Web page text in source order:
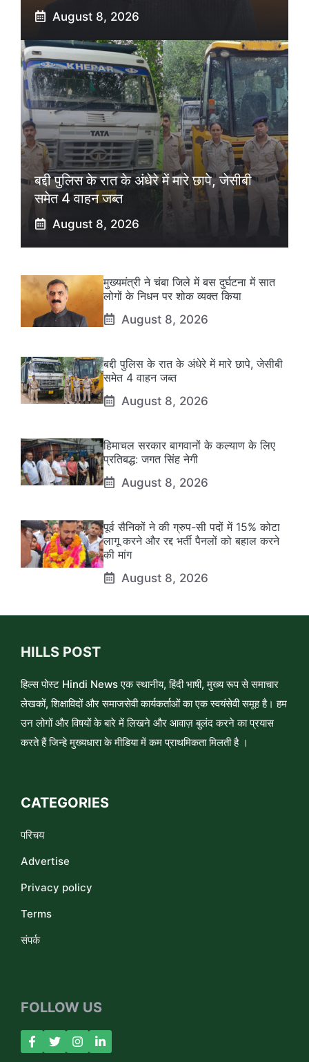
August 8, 2026
बद्दी पुलिस के रात के अंधेरे में मारे छापे, जेसीबी
समेत 4 वाहन जब्त
August 8, 2026
मुख्यमंत्री ने चंबा जिले में बस दुर्घटना में सात
लोगों के निधन पर शोक व्यक्त किया
August 8, 2026
बद्दी पुलिस के रात के अंधेरे में मारे छापे, जेसीबी
समेत 4 वाहन जब्त
August 8, 2026
हिमाचल सरकार बागवानों के कल्याण के लिए
प्रतिबद्ध: जगत सिंह नेगी
August 8, 2026
पूर्व सैनिकों ने की ग्रुप-सी पदों में 15% कोटा
लागू करने और रद्द भर्ती पैनलों को बहाल करने
की मांग
August 8, 2026
HILLS POST
हिल्स पोस्ट Hindi News एक स्थानीय, हिंदी भाषी, मुख्य रूप से समाचार
लेखकों, शिक्षाविदों और समाजसेवी कार्यकर्ताओं का एक स्वयंसेवी समूह है। हम
उन लोगों और विषयों के बारे में लिखने और आवाज़ बुलंद करने का प्रयास
करते हैं जिन्हे मुख्यधारा के मीडिया में कम प्राथमिकता मिलती है ।
CATEGORIES
परिचय
Advertise
Privacy policy
Terms
संपर्क
FOLLOW US